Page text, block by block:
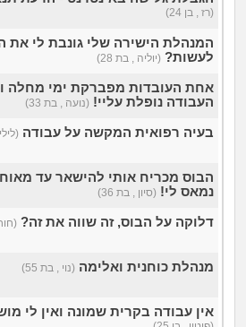
(רז , בן 24)
המנהלת הישירה שלי גונבת לי את
לעשות? (יוליה , בת 28)
אחת העובדות מפברקת ימי מחלה
העבודה נופלת עליי! (נועה , בת 33)
בעיה רפואית המקשה על עבודה
הבוס מכריח אותי להישאר עד
נמאס לי! (סיון , בת 36)
דלוקה על הבוס, זה שווה את זה?
מנהלת כוחנית ואלימה (נוי , בת 55)
אין עבודה בקרית שמונה ואין לי